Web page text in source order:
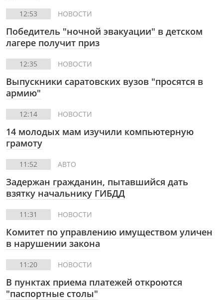
12:53 НОВОСТИ
Победитель "ночной эвакуации" в детском
лагере получит приз
12:35 НОВОСТИ
Выпускники саратовских вузов "просятся в
армию"
12:14 НОВОСТИ
14 молодых мам изучили компьютерную
грамоту
11:52 АВТО
Задержан гражданин, пытавшийся дать
взятку начальнику ГИБДД
11:31 НОВОСТИ
Комитет по управлению имуществом уличен
в нарушении закона
11:20 НОВОСТИ
В пунктах приема платежей откроются
"паспортные столы"